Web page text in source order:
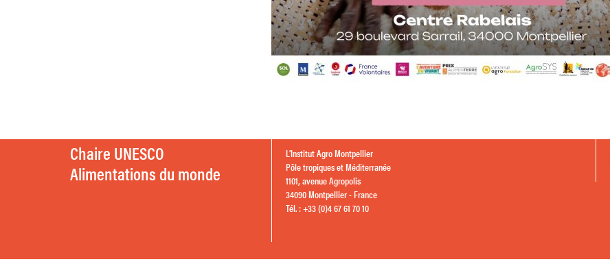
Chaire UNESCO
Alimentations du monde
L’Institut Agro Montpellier
Pôle tropiques et Méditerranée
1101, avenue Agropolis
34090 Montpellier - France
Tél. : +33 (0)4 67 61 70 10